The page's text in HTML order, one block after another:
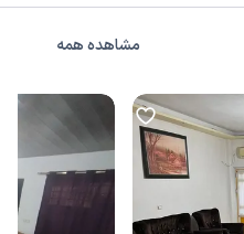
مشاهده همه